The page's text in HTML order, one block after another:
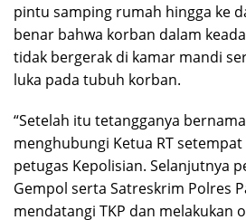
pintu samping rumah hingga ke
benar bahwa korban dalam
tidak bergerak di kamar mandi
luka pada tubuh korban.
“Setelah itu tetangganya
menghubungi Ketua RT
petugas Kepolisian. Selanjutnya
Gempol serta Satreskrim Polres
mendatangi TKP dan melakukan